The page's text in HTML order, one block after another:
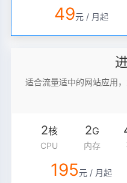
49元 / 月起
适合流量适中的网站应用
2核
CPU
2G
内存
195元 / 月起